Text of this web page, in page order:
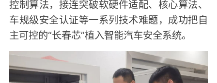
控制算法，接连突破软硬件适配、核心算法、
车规级安全认证等一系列技术难题，成功把自
主可控的“长春芯”植入智能汽车安全系统。